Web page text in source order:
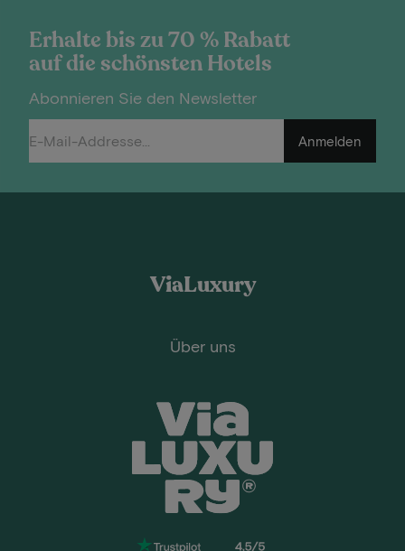
Erhalte bis zu 70 % Rabatt
auf die schönsten Hotels
Abonnieren Sie den Newsletter
Anmelden
ViaLuxury
Über uns